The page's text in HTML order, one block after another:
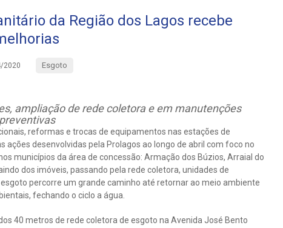
da Região dos Lagos recebe
2020 Esgoto
ampliação de rede coletora e em manutenções
preventivas
reformas e trocas de equipamentos nas estações de
desenvolvidas pela Prolagos ao longo de abril com foco no
municípios da área de concessão: Armação dos Búzios, Arraial do
dos imóveis, passando pela rede coletora, unidades de
percorre um grande caminho até retornar ao meio ambiente
fechando o ciclo a água.
40 metros de rede coletora de esgoto na Avenida José Bento